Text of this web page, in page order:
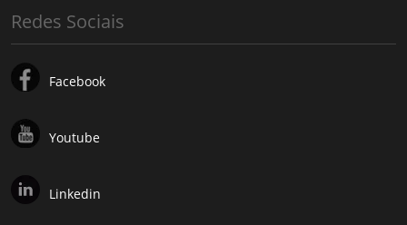
Redes Sociais
Facebook
Youtube
Linkedin